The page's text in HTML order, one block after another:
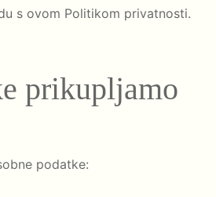
s ovom Politikom privatnosti.
prikupljamo
podatke: